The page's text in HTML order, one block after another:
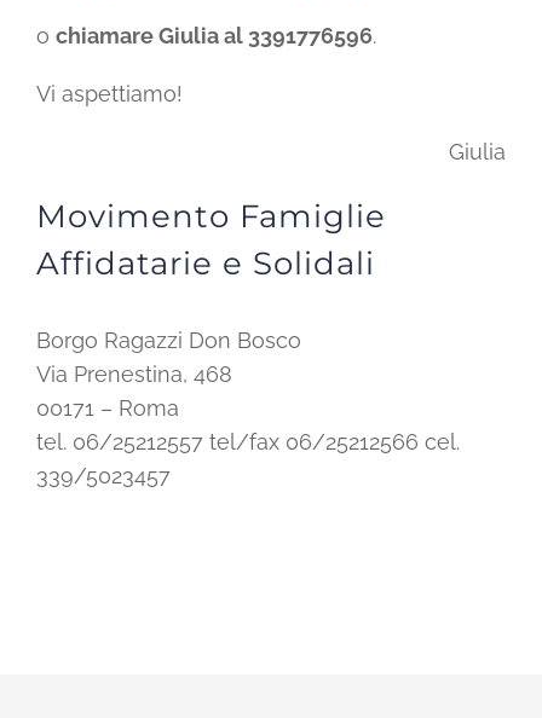
o chiamare Giulia al 3391776596.
Vi aspettiamo!
Giulia
Movimento Famiglie
Affidatarie e Solidali
Borgo Ragazzi Don Bosco
Via Prenestina, 468
00171 – Roma
tel. 06/25212557 tel/fax 06/25212566 cel.
339/5023457